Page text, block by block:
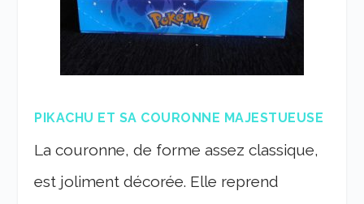
PIKACHU ET SA COURONNE MAJESTUEUSE
La couronne, de forme assez classique,
est joliment décorée. Elle reprend